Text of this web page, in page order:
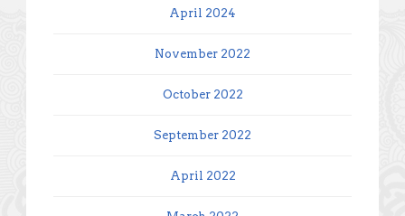
April 2024
November 2022
October 2022
September 2022
April 2022